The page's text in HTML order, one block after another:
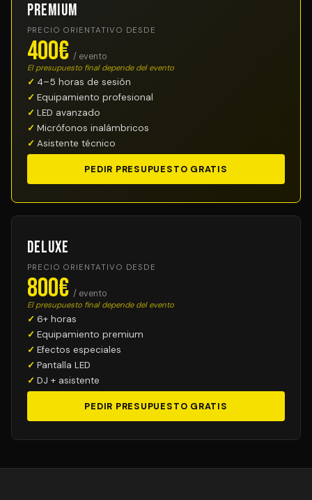
Premium
PRECIO ORIENTATIVO DESDE
400€ / evento
El presupuesto final depende del evento
4–5 horas de sesión
Equipamiento profesional
LED avanzado
Micrófonos inalámbricos
Asistente técnico
PEDIR PRESUPUESTO GRATIS
Deluxe
PRECIO ORIENTATIVO DESDE
800€ / evento
El presupuesto final depende del evento
6+ horas
Equipamiento premium
Efectos especiales
Pantalla LED
DJ + asistente
PEDIR PRESUPUESTO GRATIS